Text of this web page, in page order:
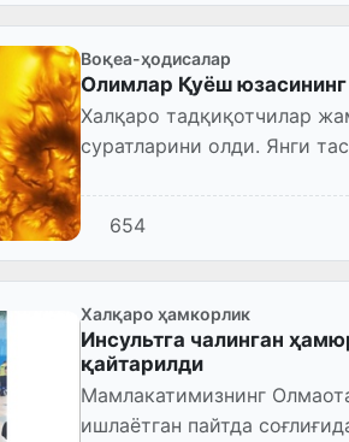
Воқеа-ҳодисалар
Олимлар Қуёш
Халқаро тадқиқотчилар
суратларини олди. Янги
654
Халқаро ҳамкорлик
Инсультга чалинган
қайтарилди
Мамлакатимизнинг
ишлаётган пайтда